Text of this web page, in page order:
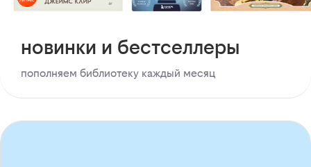
новинки и бестселлеры
пополняем библиотеку каждый месяц